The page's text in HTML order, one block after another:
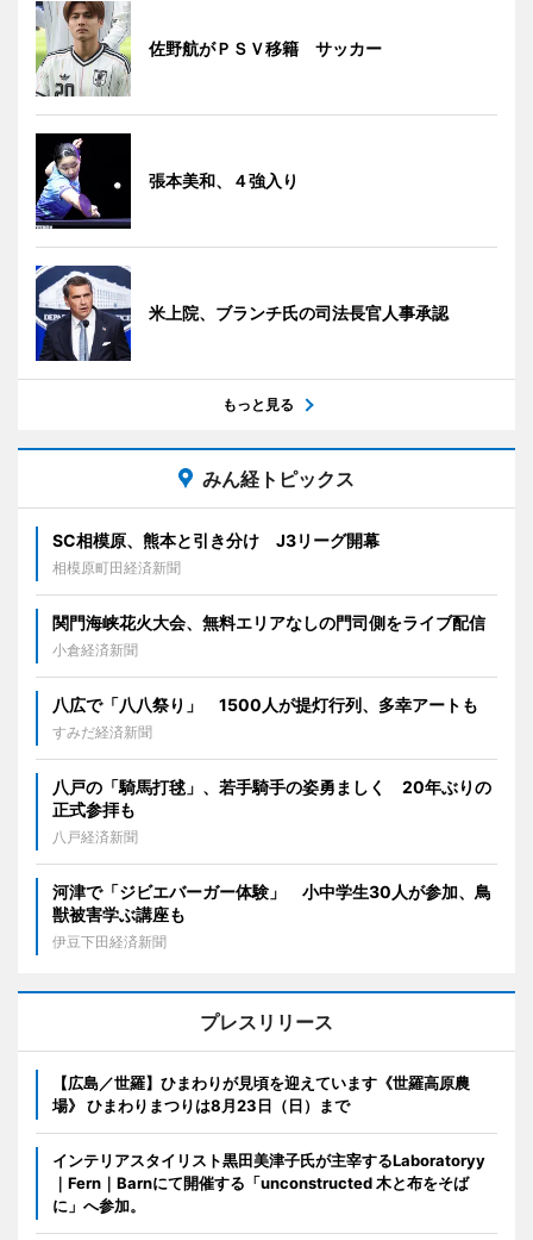
佐野航がＰＳＶ移籍 サッカー
張本美和、４強入り
米上院、ブランチ氏の司法長官人事承認
もっと見る
みん経トピックス
SC相模原、熊本と引き分け J3リーグ開幕
相模原町田経済新聞
関門海峡花火大会、無料エリアなしの門司側をライブ配信
小倉経済新聞
八広で「八八祭り」 1500人が提灯行列、多幸アートも
すみだ経済新聞
八戸の「騎馬打毬」、若手騎手の姿勇ましく 20年ぶりの
正式参拝も
八戸経済新聞
河津で「ジビエバーガー体験」 小中学生30人が参加、鳥
獣被害学ぶ講座も
伊豆下田経済新聞
プレスリリース
【広島／世羅】ひまわりが見頃を迎えています《世羅高原農
場》 ひまわりまつりは8月23日（日）まで
インテリアスタイリスト黒田美津子氏が主宰するLaboratoryy
｜Fern｜Barnにて開催する「unconstructed 木と布をそば
に」へ参加。